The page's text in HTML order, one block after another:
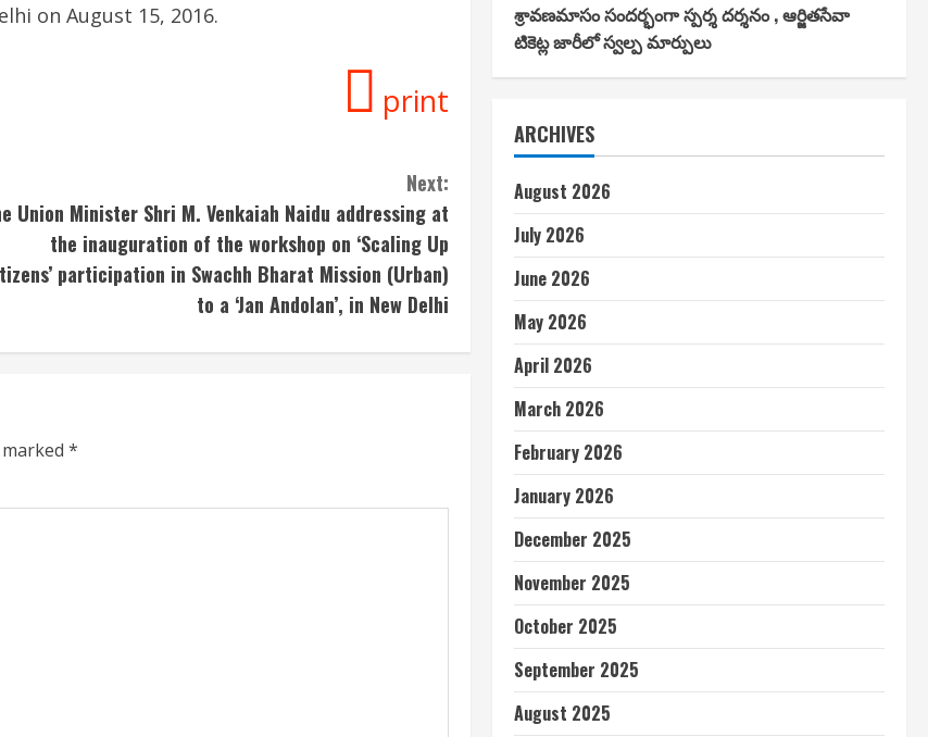
on August 15, 2016.
print
Next:
Union Minister Shri M. Venkaiah Naidu addressing at
the inauguration of the workshop on ‘Scaling Up
participation in Swachh Bharat Mission (Urban)
to a ‘Jan Andolan’, in New Delhi
*
శ్రావణమాసం సందర్భంగా స్పర్శ దర్శనం , ఆర్జితసేవా
టికెట్ల జారీలో స్వల్ప మార్పులు
ARCHIVES
August 2026
July 2026
June 2026
May 2026
April 2026
March 2026
February 2026
January 2026
December 2025
November 2025
October 2025
September 2025
August 2025